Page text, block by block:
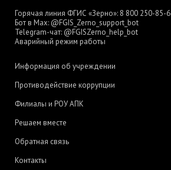
Горячая линия ФГИС «Зерно»: 8 800 250-85-
Бот в Max: @FGIS_Zerno_support_bot
Telegram-чат: @FGISZerno_help_bot
Аварийный режим работы
Информация об учреждении
Противодействие коррупции
Филиалы и РОУ АПК
Решаем вместе
Обратная связь
Контакты